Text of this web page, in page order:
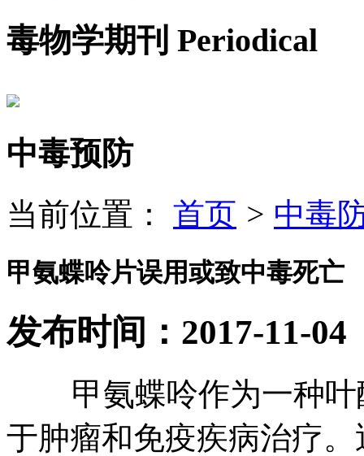
毒物学期刊 Periodical
中毒预防
当前位置：
首页 > 中毒
甲氨蝶呤片误用或致中毒死亡
发布时间：2017-11-04
甲氨蝶呤作为一种叶
于肿瘤和免疫疾病治疗